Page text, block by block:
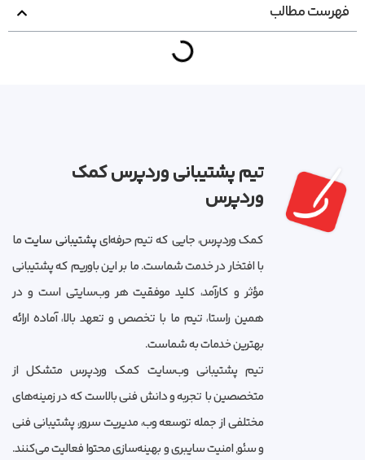
فهرست مطالب
تیم پشتیبانی وردپرس کمک
وردپرس
کمک وردپرس، جایی که تیم حرفه‌ایپشتیبانی سایتما
با افتخار در خدمت شماست. ما بر این باوریم که پشتیبانی
مؤثر و کارآمد، کلید موفقیت هر وب‌سایتی است و در
همین راستا، تیم ما با تخصص و تعهد بالا، آماده ارائه
بهترین خدمات به شماست.
تیم پشتیبانی وب‌سایت کمک وردپرس متشکل از
متخصصین با تجربه و دانش فنی بالاست که در زمینه‌های
مختلفی از جمله توسعه وب، مدیریت سرور، پشتیبانی فنی
و سئو, امنیت سایبری و بهینه‌سازی محتوا فعالیت می‌کنند.